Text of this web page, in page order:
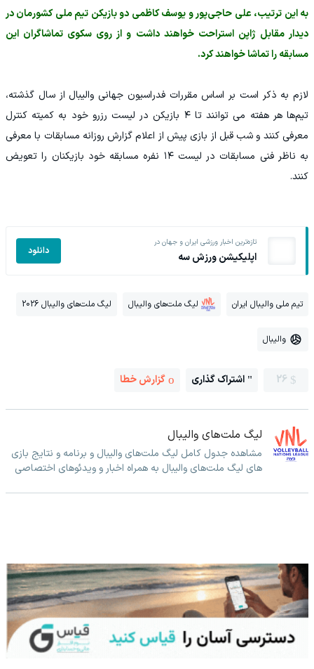
به این ترتیب، علی حاجی‌‌پور و یوسف کاظمی دو بازیکن تیم ملی کشورمان در
دیدار مقابل ژاپن استراحت خواهند داشت و از روی سکوی تماشاگران این
مسابقه را تماشا خواهند کرد.
لازم به ذکر است بر اساس مقررات فدراسیون جهانی والیبال از سال گذشته،
تیم‌ها هر هفته می توانند تا ۴ بازیکن در لیست رزرو خود به کمیته کنترل
معرفی کنند و شب قبل از بازی پیش از اعلام گزارش روزانه مسابقات با معرفی
به ناظر فنی مسابقات در لیست ۱۴ نفره مسابقه خود بازیکنان را تعویض
کنند.
تازه‌ترین اخبار ورزشی ایران و جهان در
اپلیکیشن ورزش سه دانلود
تیم ملی والیبال ایران لیگ ملت‌های والیبال لیگ ملت‌های والیبال 2026
والیبال
26 اشتراک گذاری گزارش خطا
لیگ ملت‌های والیبال
مشاهده جدول کامل لیگ ملت‌های والیبال و برنامه و نتایج بازی
های لیگ ملت‌های والیبال به همراه اخبار و ویدئوهای اختصاصی